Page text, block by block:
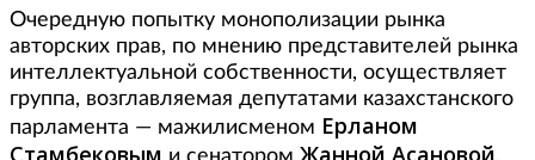
Очередную попытку монополизации рынка
авторских прав, по мнению представителей рынка
интеллектуальной собственности, осуществляет
группа, возглавляемая депутатами казахстанского
парламента — мажилисменом Ерланом
Стамбековым
Жанной Асановой